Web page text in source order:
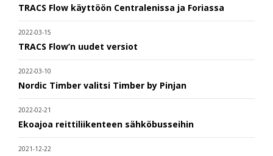
TRACS Flow käyttöön Centralenissa ja Foriassa
2022-03-15
TRACS Flow’n uudet versiot
2022-03-10
Nordic Timber valitsi Timber by Pinjan
2022-02-21
Ekoajoa reittiliikenteen sähköbusseihin
2021-12-22